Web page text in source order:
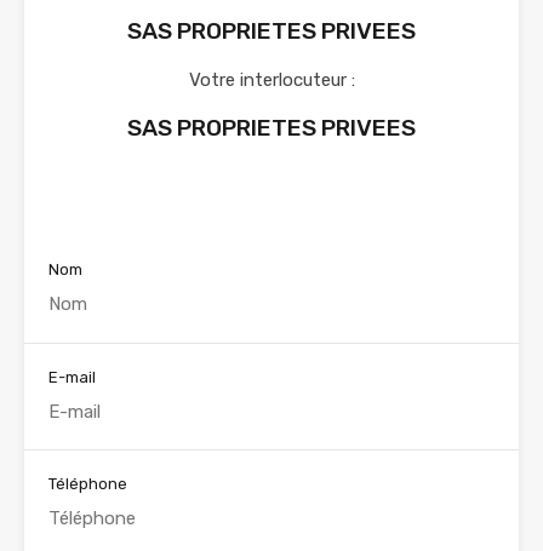
SAS PROPRIETES PRIVEES
Votre interlocuteur :
SAS PROPRIETES PRIVEES
Nom
E-mail
Téléphone